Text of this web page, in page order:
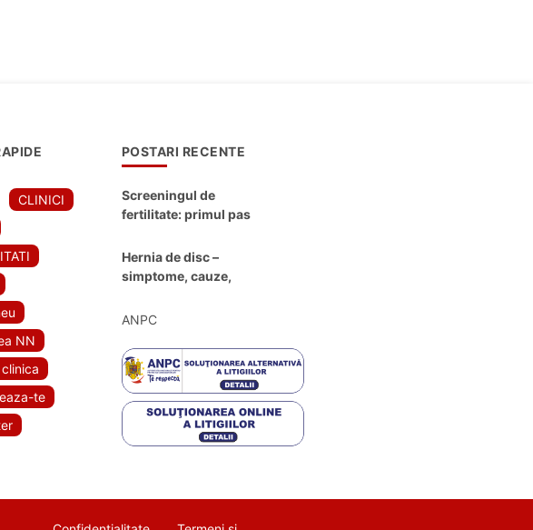
CLINICI
NN
te
POSTARI RECENTE
Screeningul de
fertilitate: primul pas
Hernia de disc –
simptome, cauze,
moderne de
ANPC